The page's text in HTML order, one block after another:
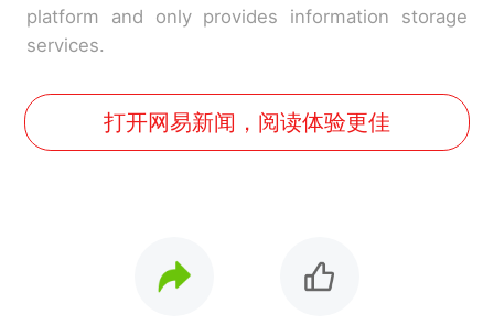
platform and only provides information storage
services.
打开网易新闻，阅读体验更佳